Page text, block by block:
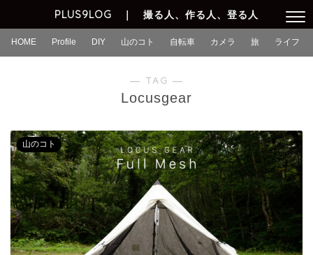
PLUS9LOG ｜ 撮る人、作る人、登る人
HOME Profile DIY 山のコト 自転車 カメラ 旅 ライフ
― TAG ―
Locusgear
山のコト